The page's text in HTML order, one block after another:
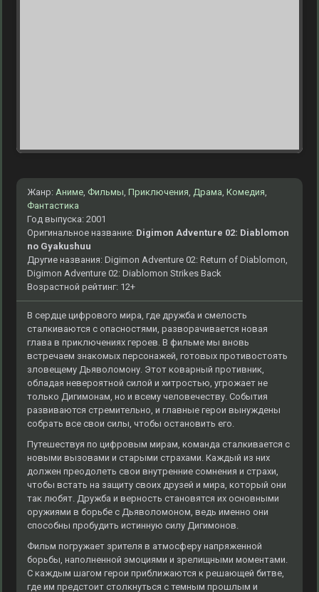
Жанр: Аниме, Фильмы, Приключения, Драма, Комедия,
Фантастика
Год выпуска: 2001
Оригинальное название: Digimon Adventure 02: Diablomon
no Gyakushuu
Другие названия: Digimon Adventure 02: Return of Diablomon,
Digimon Adventure 02: Diablomon Strikes Back
Возрастной рейтинг: 12+
В сердце цифрового мира, где дружба и смелость
сталкиваются с опасностями, разворачивается новая
глава в приключениях героев. В фильме мы вновь
встречаем знакомых персонажей, готовых противостоять
зловещему Дьяволомону. Этот коварный противник,
обладая невероятной силой и хитростью, угрожает не
только Дигимонам, но и всему человечеству. События
развиваются стремительно, и главные герои вынуждены
собрать все свои силы, чтобы остановить его.
Путешествуя по цифровым мирам, команда сталкивается с
новыми вызовами и старыми страхами. Каждый из них
должен преодолеть свои внутренние сомнения и страхи,
чтобы встать на защиту своих друзей и мира, который они
так любят. Дружба и верность становятся их основными
оружиями в борьбе с Дьяволомоном, ведь именно они
способны пробудить истинную силу Дигимонов.
Фильм погружает зрителя в атмосферу напряженной
борьбы, наполненной эмоциями и зрелищными моментами.
С каждым шагом герои приближаются к решающей битве,
где им предстоит столкнуться с темным прошлым и